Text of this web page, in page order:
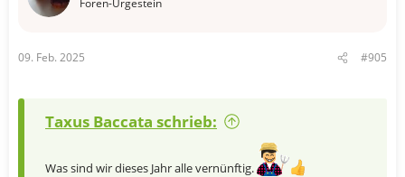
09. Feb. 2025 #905
Taxus Baccata schrieb:
Was sind wir dieses Jahr alle vernünftig.